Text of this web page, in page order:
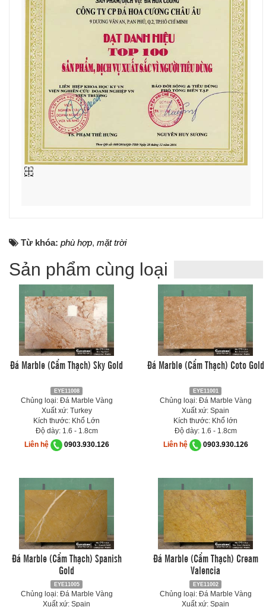
Từ khóa: phù hợp, mặt trời
Sản phẩm cùng loại
Đá Marble (Cẩm Thạch) Sky Gold
EYE11008
Chủng loại: Đá Marble Vàng
Xuất xứ: Turkey
Kích thước: Khổ Lớn
Độ dày: 1.6 - 1.8cm
Liên hệ
0903.930.126
Đá Marble (Cẩm Thạch) Coto Gold
EYE11001
Chủng loại: Đá Marble Vàng
Xuất xứ: Spain
Kích thước: Khổ lớn
Độ dày: 1.6 - 1.8cm
Liên hệ
0903.930.126
Đá Marble (Cẩm Thạch) Spanish
Gold
EYE11005
Chủng loại: Đá Marble Vàng
Xuất xứ: Spain
Đá Marble (Cẩm Thạch) Cream
Valencia
EYE11002
Chủng loại: Đá Marble Vàng
Xuất xứ: Spain